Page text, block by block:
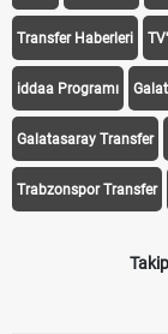
Transfer Haberleri
iddaa Programı
Galatasaray Transfer
Trabzonspor Transfer